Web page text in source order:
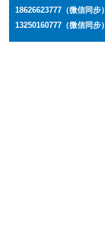
18626623777 （微信同步）
13250160777 （微信同步）